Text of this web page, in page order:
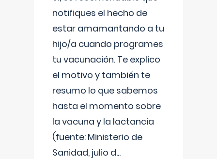
notifiques el hecho de
estar amamantando a tu
hijo/a cuando programes
tu vacunación. Te explico
el motivo y también te
resumo lo que sabemos
hasta el momento sobre
la vacuna y la lactancia
(fuente: Ministerio de
Sanidad, julio d...